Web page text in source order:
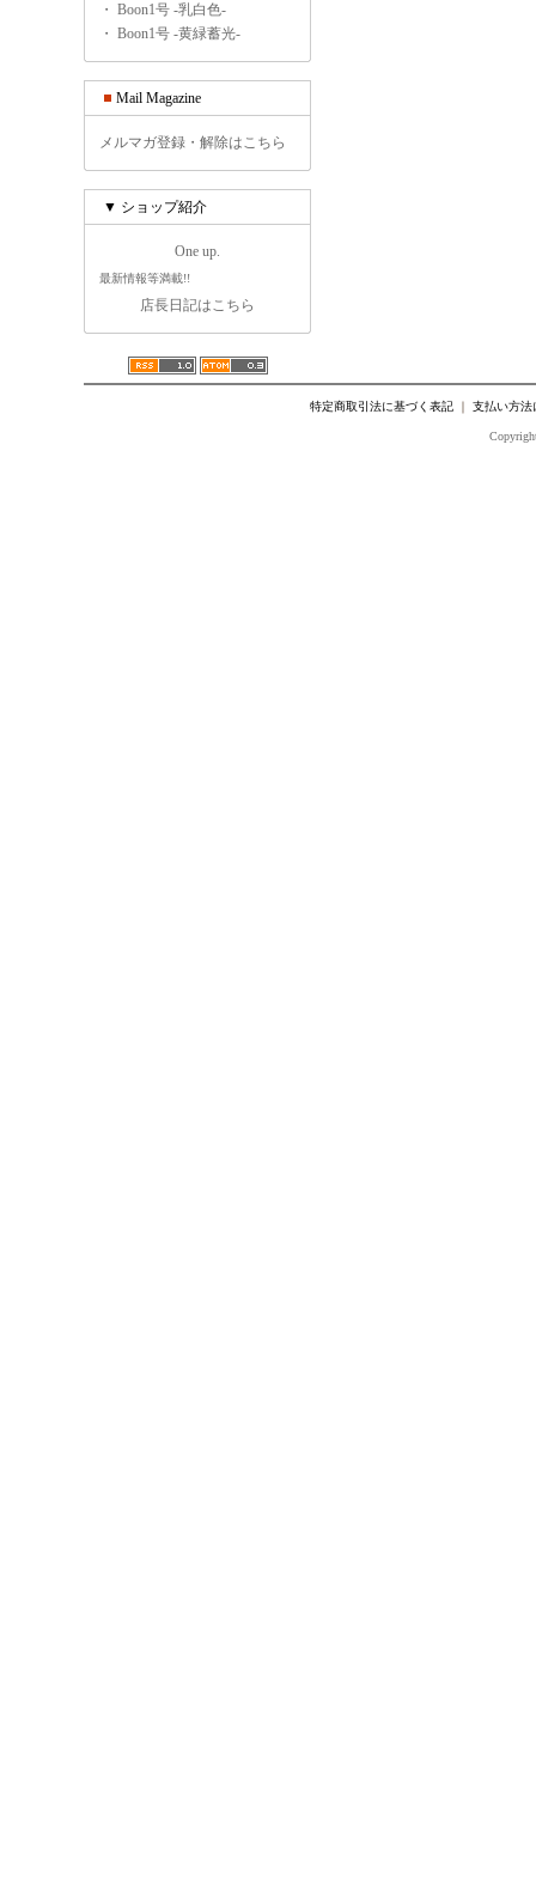
・ Boon1号 -乳白色-
・ Boon1号 -黄緑蓄光-
Mail Magazine
メルマガ登録・解除はこちら
▼ ショップ紹介
One up.
最新情報等満載!!
店長日記はこちら
特定商取引法に基づく表記｜ 支払い方法